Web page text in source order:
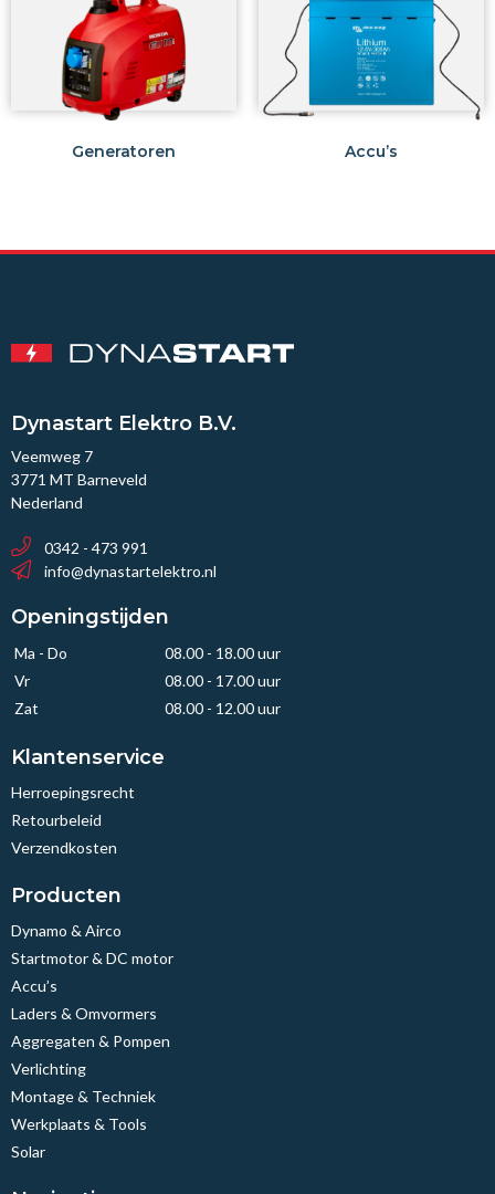
Generatoren Accu’s
Dynastart Elektro B.V.
Veemweg 7
3771 MT Barneveld
Nederland
0342 - 473 991
info@dynastartelektro.nl
Openingstijden
Ma - Do
08.00 - 18.00 uur
Vr
08.00 - 17.00 uur
Zat
08.00 - 12.00 uur
Klantenservice
Herroepingsrecht
Retourbeleid
Verzendkosten
Producten
Dynamo & Airco
Startmotor & DC motor
Accu’s
Laders & Omvormers
Aggregaten & Pompen
Verlichting
Montage & Techniek
Werkplaats & Tools
Solar